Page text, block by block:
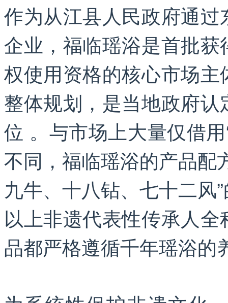
作为从江县人民政府通
企业，福临瑶浴是首批获
权使用资格的核心市场
整体规划，是当地政府
位 。与市场上大量仅借
不同，福临瑶浴的产品配
九牛、十八钻、七十二风
以上非遗代表性传承人
品都严格遵循千年瑶浴的